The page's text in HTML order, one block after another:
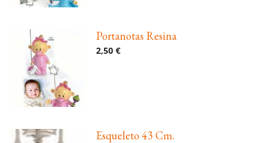
Portanotas Resina
2,50 €
Esqueleto 43 Cm.